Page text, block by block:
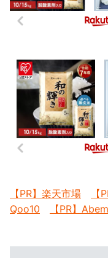
【PR】楽天市場 【
Qoo10
【PR】